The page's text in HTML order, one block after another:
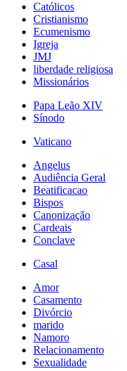
Católicos
Cristianismo
Ecumenismo
Igreja
JMJ
liberdade religiosa
Missionários
Papa Leão XIV
Sínodo
Vaticano
Angelus
Audiência Geral
Beatificacao
Bispos
Canonização
Cardeais
Conclave
Casal
Amor
Casamento
Divórcio
marido
Namoro
Relacionamento
Sexualidade